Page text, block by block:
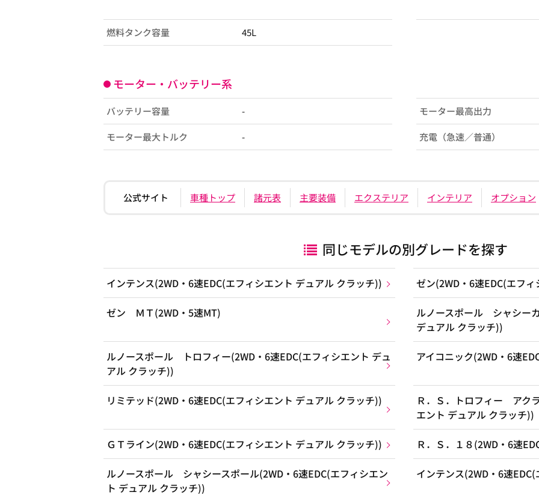
燃料タンク容量 45L
モーター・バッテリー系
バッテリー容量 - モーター最高出力
モーター最大トルク - 充電（急速／普通）
公式サイト 車種トップ 諸元表 主要装備 エクステリア インテリア オプション
同じモデルの別グレードを探す
インテンス(2WD・6速EDC(エフィシエント デュアル クラッチ)) ゼン(2WD・6速EDC(エフ
ゼン ＭＴ(2WD・5速MT)
ルノースポール シャシー
デュアル クラッチ))
ルノースポール トロフィー(2WD・6速EDC(エフィシエント デュ
アル クラッチ))
アイコニック(2WD・6速
リミテッド(2WD・6速EDC(エフィシエント デュアル クラッチ))
Ｒ．Ｓ．トロフィー アク
エント デュアル クラッチ))
ＧＴライン(2WD・6速EDC(エフィシエント デュアル クラッチ)) Ｒ．Ｓ．１８(2WD・6速
ルノースポール シャシースポール(2WD・6速EDC(エフィシエン
ト デュアル クラッチ))
インテンス(2WD・6速